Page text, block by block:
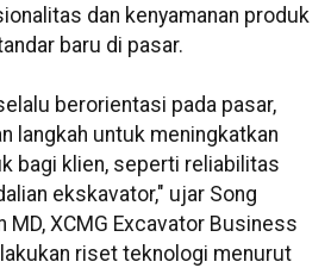
dan kenyamanan produk
baru di pasar.
berorientasi pada pasar,
langkah untuk meningkatkan
bagi klien, seperti reliabilitas
ekskavator," ujar Song
MD, XCMG Excavator Business
riset teknologi menurut